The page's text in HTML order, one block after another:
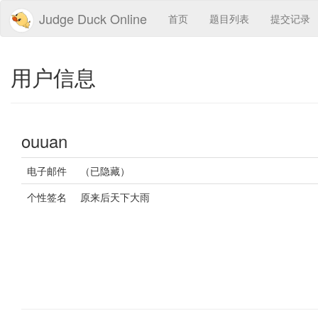
Judge Duck Online 首页 题目列表 提交记录
用户信息
ouuan
电子邮件
（已隐藏）
个性签名
原来后天下大雨